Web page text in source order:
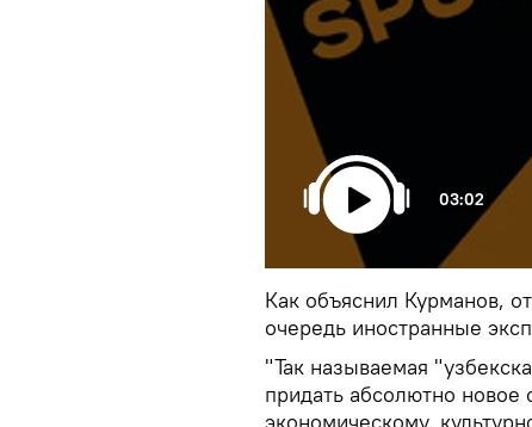
03:02
Как объяснил Курманов,
очередь иностранные
"Так называемая
придать абсолютно новое